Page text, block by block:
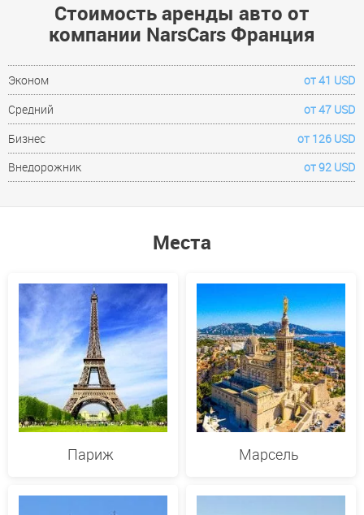
Стоимость аренды авто от
компании NarsCars Франция
Эконом
от 41 USD
Средний
от 47 USD
Бизнес
от 126 USD
Внедорожник
от 92 USD
Места
Париж Марсель